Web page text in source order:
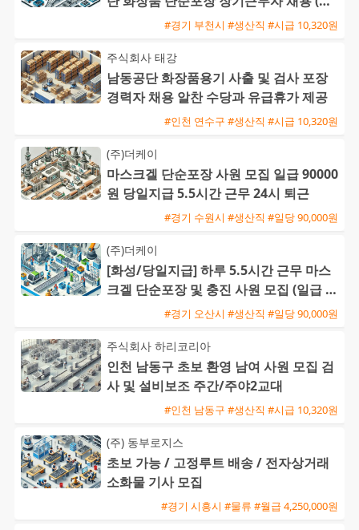
#경기 부천시 #생산직 #시급 10,320원
주식회사 태강
남동공단 화장품용기 사출 및 검사 포장
경력자 채용 알찬 수당과 유급휴가 제공
#인천 연수구 #생산직 #시급 10,320원
(주)더케이
마스크겔 단순포장 사원 모집 일급 90000
원 당일지급 5.5시간 근무 24시 퇴근
#경기 수원시 #생산직 #일당 90,000원
(주)더케이
[화성/당일지급] 하루 5.5시간 근무 마스
크겔 단순포장 및 충진 사원 모집 (일급 9
#경기 오산시 #생산직 #일당 90,000원
주식회사 하리코리아
인천 남동구 초보 환영 남여 사원 모집 검
사 및 설비보조 주간/주야2교대
#인천 남동구 #생산직 #시급 10,320원
(주) 동부로지스
초보 가능 / 고정루트 배송 / 전자상거래
소화물 기사 모집
#경기 시흥시 #물류 #월급 4,250,000원